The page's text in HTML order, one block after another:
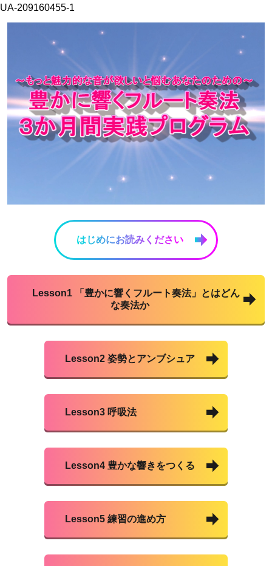
UA-209160455-1
はじめにお読みください
Lesson1 「豊かに響くフルート奏法」とはどん
な奏法か
Lesson2 姿勢とアンブシュア
Lesson3 呼吸法
Lesson4 豊かな響きをつくる
Lesson5 練習の進め方